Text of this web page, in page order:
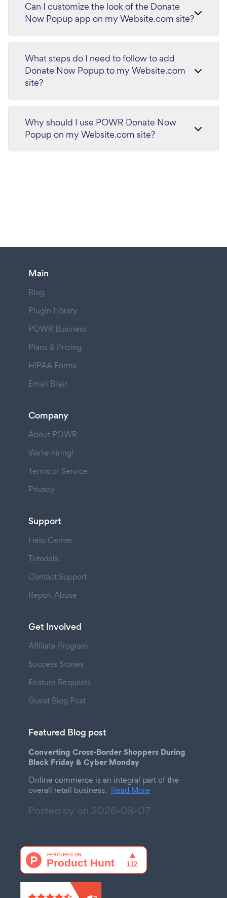
Can I customize the look of the Donate
Now Popup app on my Website.com site?
What steps do I need to follow to add
Donate Now Popup to my Website.com
site?
Why should I use POWR Donate Now
Popup on my Website.com site?
Main
Blog
Plugin Library
POWR Business
Plans & Pricing
HIPAA Forms
Email Blast
Company
About POWR
We're hiring!
Terms of Service
Privacy
Support
Help Center
Tutorials
Contact Support
Report Abuse
Get Involved
Affiliate Program
Success Stories
Feature Requests
Guest Blog Post
Featured Blog post
Converting Cross-Border Shoppers During
Black Friday & Cyber Monday
Online commerce is an integral part of the
overall retail business. Read More
Posted by on 2026-08-07